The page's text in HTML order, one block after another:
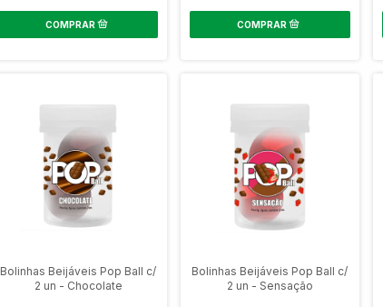
Bolinhas Beijáveis Pop Ball c/
2 un - Chocolate
Bolinhas Beijáveis Pop Ball c/
2 un - Sensação